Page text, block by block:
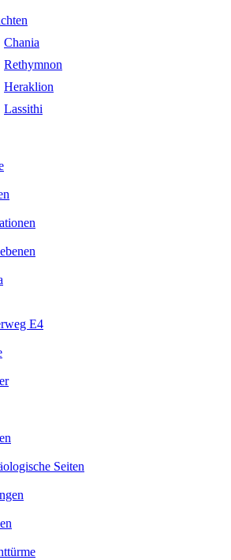
Chania
Rethymnon
Heraklion
Lassithi
E4
Seiten